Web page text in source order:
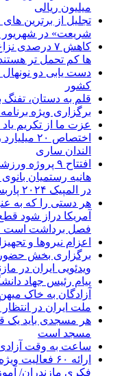
میلیون ریالی
تجلیل از برترین
شریعت» در شهریور
کاهش ۷
ها کم تحمل تر
دست یابی دو
کشور
قلم به دستان،
برگزاری ویژه
عزت ما از تکریم
اختصاص
الندان ساری
افتتاح ۹
هانیه رستمیان
در المپیک ۲۰۲۴ پاربس
هر دستی را که به
آمريکا دراز شود
فصل برداشت است
اعزام نیروها و
برگزاری بخش
ویدئویی ایران در
پیام رئیس جهاد
آزادگان به خاک میهن
ملت ایران در
هر مسجدی باید یک
مسجد است
ساعت به وقت
ارائه ۶۰
فکری مازندران/